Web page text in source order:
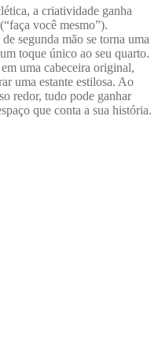
a criatividade ganha
você mesmo”).
segunda mão se torna uma
toque único ao seu quarto.
uma cabeceira original,
uma estante estilosa. Ao
redor, tudo pode ganhar
que conta a sua história.